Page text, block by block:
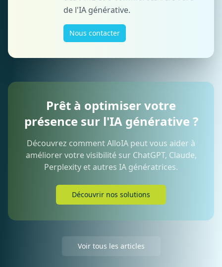
de l'IA générative.
Nous contacter
Prêt à optimiser votre
présence sur l'IA générative ?
Découvrez comment AlloIA peut vous aider à
améliorer votre visibilité sur ChatGPT, Claude,
Perplexity et autres IA génératrices.
Découvrir nos solutions
Voir tous les articles